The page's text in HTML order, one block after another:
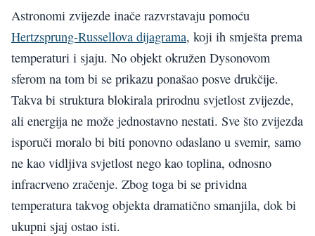
Astronomi zvijezde inače razvrstavaju pomoću
Hertzsprung-Russellova dijagrama, koji ih smješta prema
temperaturi i sjaju. No objekt okružen Dysonovom
sferom na tom bi se prikazu ponašao posve drukčije.
Takva bi struktura blokirala prirodnu svjetlost zvijezde,
ali energija ne može jednostavno nestati. Sve što zvijezda
isporuči moralo bi biti ponovno odaslano u svemir, samo
ne kao vidljiva svjetlost nego kao toplina, odnosno
infracrveno zračenje. Zbog toga bi se prividna
temperatura takvog objekta dramatično smanjila, dok bi
ukupni sjaj ostao isti.